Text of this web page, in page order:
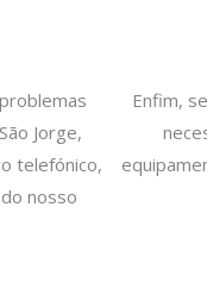
Jorge,
telefónico,
nosso
Enfim,